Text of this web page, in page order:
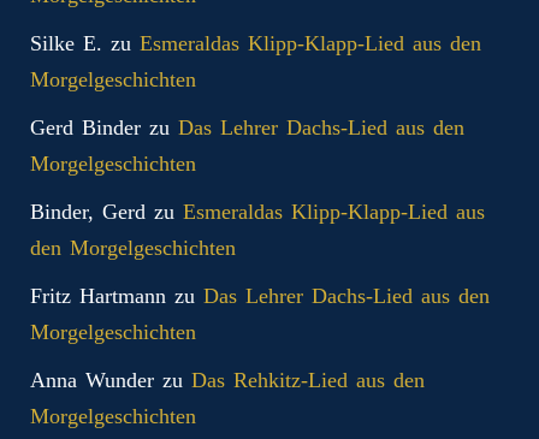
Silke E. zu Esmeraldas Klipp‑Klapp‑Lied aus den
Morgelgeschichten
Gerd Binder zu Das Lehrer Dachs-Lied aus den
Morgelgeschichten
Binder, Gerd zu Esmeraldas Klipp‑Klapp‑Lied aus
den Morgelgeschichten
Fritz Hartmann zu Das Lehrer Dachs-Lied aus den
Morgelgeschichten
Anna Wunder zu Das Rehkitz-Lied aus den
Morgelgeschichten